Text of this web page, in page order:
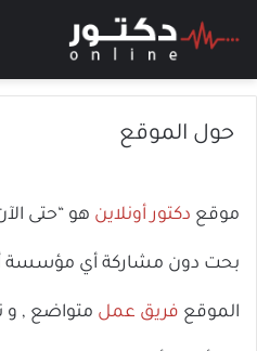
حول الموقع
موقع دكتور أونلاين هو “حتى
بحت دون مشاركة أي مؤسسة
الموقع فريق عمل متواضع , و